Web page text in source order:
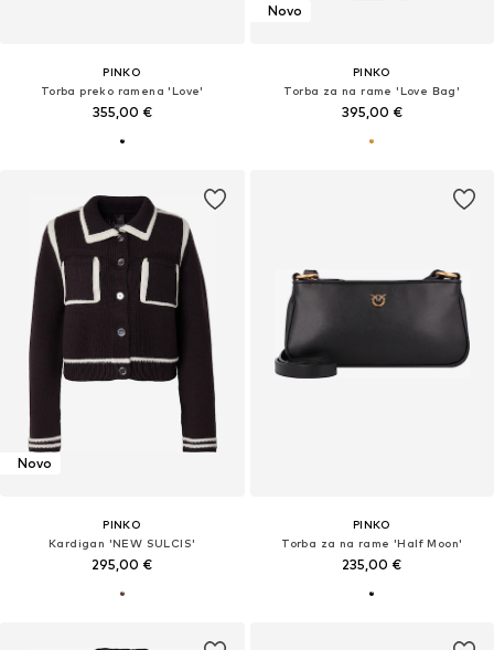
PINKO
Torba preko ramena 'Love'
355,00 €
Novo
PINKO
Torba za na rame 'Love Bag'
395,00 €
Novo
PINKO
Kardigan 'NEW SULCIS'
295,00 €
PINKO
Torba za na rame 'Half Moon'
235,00 €